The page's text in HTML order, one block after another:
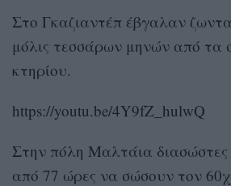
Στο Γκαζιαντέπ έβγαλαν
μόλις τεσσάρων μηνών από τα
κτηρίου.
https://youtu.be/4Y9fZ_hulwQ
Στην πόλη Μαλτάια
από 77 ώρες να σώσουν τον